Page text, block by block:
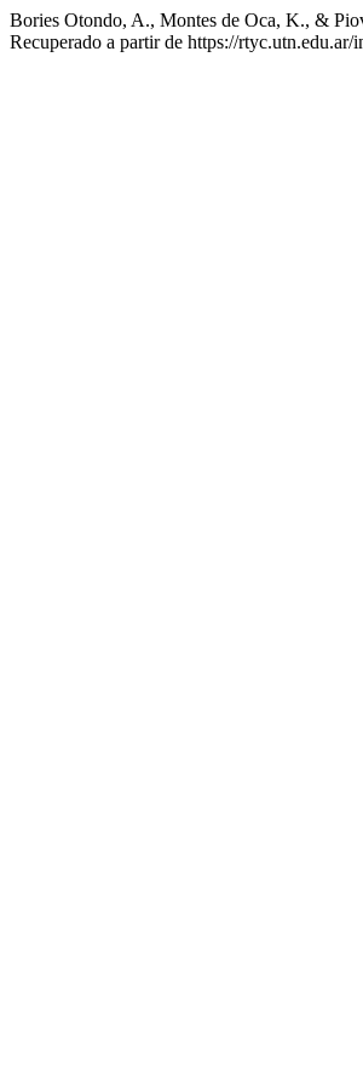
Bories Otondo, A., Montes de Oca, K., &
Recuperado a partir de https://